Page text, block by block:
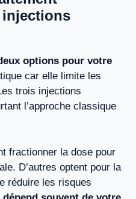
options pour votre
car elle limite les
trois injections
l’approche classique
fractionner la dose pour
D’autres optent pour la
réduire les risques